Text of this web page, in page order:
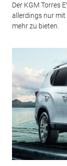
Der KGM Torres
allerdings nur
mehr zu bieten.